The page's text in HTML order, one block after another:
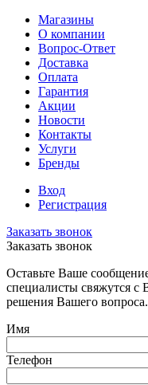
Магазины
О компании
Вопрос-Ответ
Доставка
Оплата
Гарантия
Акции
Новости
Контакты
Услуги
Бренды
Вход
Регистрация
Заказать звонок
Заказать звонок
Оставьте Ваше
специалисты свяжутся с
решения Вашего вопроса.
Имя
Телефон